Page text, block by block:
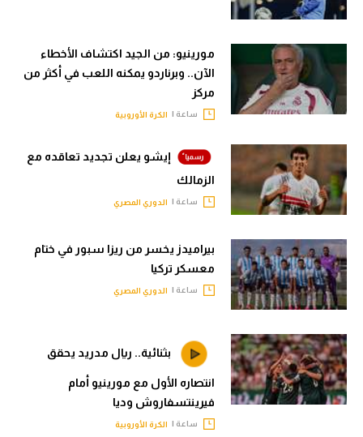
مورينيو: من الجيد اكتشاف الأخطاء
الآن.. وبرناردو يمكنه اللعب في أكثر من
مركز
ساعة | الكرة الأوروبية
إيشو يعلن تجديد تعاقده مع
الزمالك
ساعة | الدوري المصري
بيراميدز يخسر من ريزا سبور في ختام
معسكر تركيا
ساعة | الدوري المصري
بثنائية.. ريال مدريد يحقق
انتصاره الأول مع مورينيو أمام
فيرينتسفاروش وديا
ساعة | الكرة الأوروبية